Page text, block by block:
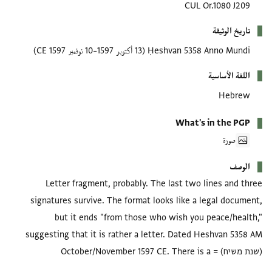
CUL Or.1080 J209
تاريخ الوثيقة
Ḥeshvan 5358 Anno Mundi (13 أكتوبر 1597–10 نوفمبر 1597 CE)
اللغة الأساسية
Hebrew
What's in the PGP
صورة
الوصف
Letter fragment, probably. The last two lines and three
signatures survive. The format looks like a legal document,
but it ends "from those who wish you peace/health,"
suggesting that it is rather a letter. Dated Heshvan 5358 AM
(שנת משיח) = October/November 1597 CE. There is a